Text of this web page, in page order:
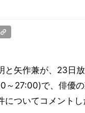
と矢作兼が、23日
～27:00)で、俳優
ついてコメントし